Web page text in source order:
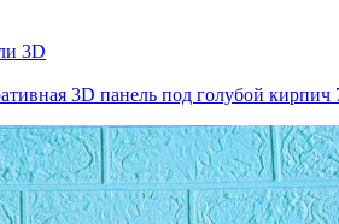
3D
3D панель под голубой